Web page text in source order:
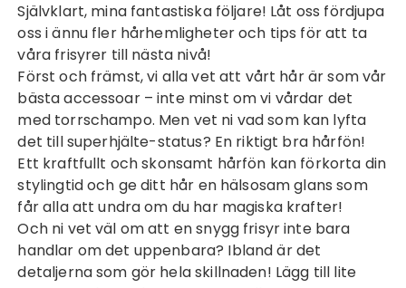
Självklart, mina fantastiska följare! Låt oss fördjupa
oss i ännu fler hårhemligheter och tips för att ta
våra frisyrer till nästa nivå!
Först och främst, vi alla vet att vårt hår är som vår
bästa accessoar – inte minst om vi vårdar det
med torrschampo. Men vet ni vad som kan lyfta
det till superhjälte-status? En riktigt bra hårfön!
Ett kraftfullt och skonsamt hårfön kan förkorta din
stylingtid och ge ditt hår en hälsosam glans som
får alla att undra om du har magiska krafter!
Och ni vet väl om att en snygg frisyr inte bara
handlar om det uppenbara? Ibland är det
detaljerna som gör hela skillnaden! Lägg till lite